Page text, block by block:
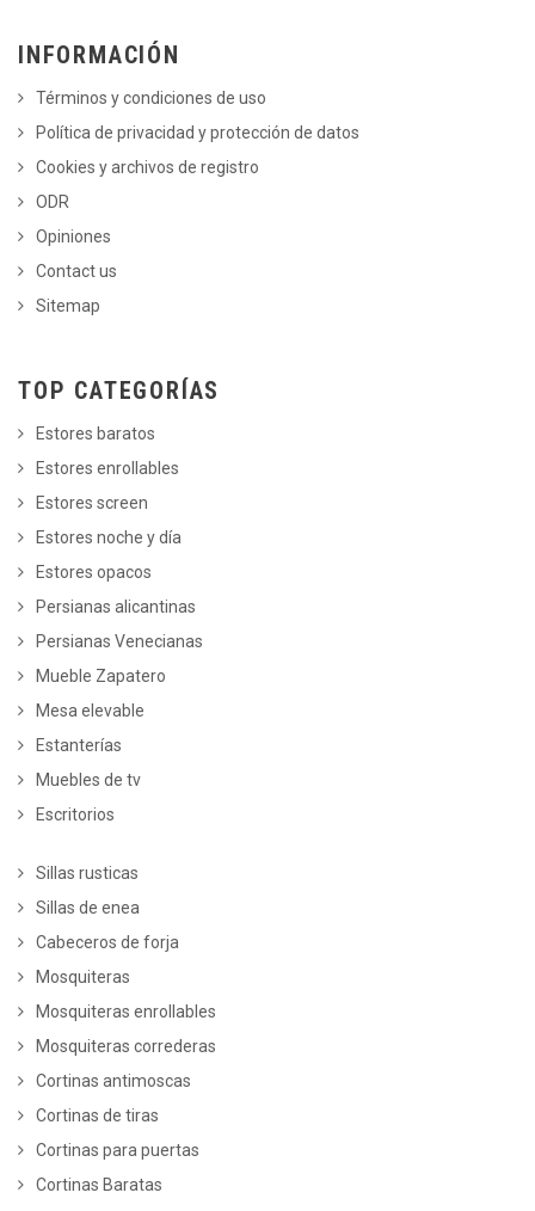
INFORMACIÓN
Términos y condiciones de uso
Política de privacidad y protección de datos
Cookies y archivos de registro
ODR
Opiniones
Contact us
Sitemap
TOP CATEGORÍAS
Estores baratos
Estores enrollables
Estores screen
Estores noche y día
Estores opacos
Persianas alicantinas
Persianas Venecianas
Mueble Zapatero
Mesa elevable
Estanterías
Muebles de tv
Escritorios
Sillas rusticas
Sillas de enea
Cabeceros de forja
Mosquiteras
Mosquiteras enrollables
Mosquiteras correderas
Cortinas antimoscas
Cortinas de tiras
Cortinas para puertas
Cortinas Baratas